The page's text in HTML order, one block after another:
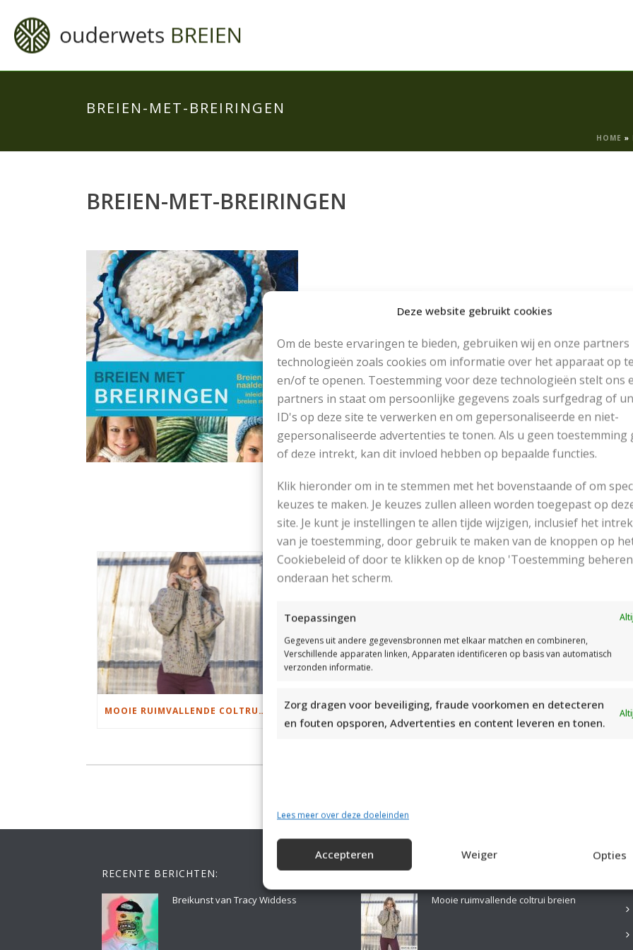
Deze website gebruikt cookies
Om de beste ervaringen te bieden, gebruiken wij en onze partners
technologieën zoals cookies om informatie over het apparaat op
en/of te openen. Toestemming voor deze technologieën stelt ons
partners in staat om persoonlijke gegevens zoals surfgedrag of
ID's op deze site te verwerken en om gepersonaliseerde en niet-
gepersonaliseerde advertenties te tonen. Als u geen toestemming
of deze intrekt, kan dit invloed hebben op bepaalde functies.
Klik hieronder om in te stemmen met het bovenstaande of om
keuzes te maken. Je keuzes zullen alleen worden toegepast op
site. Je kunt je instellingen te allen tijde wijzigen, inclusief het
van je toestemming, door gebruik te maken van de knoppen op
Cookiebeleid of door te klikken op de knop 'Toestemming
onderaan het scherm.
Toepassingen
Gegevens uit andere gegevensbronnen met elkaar matchen en combineren,
Verschillende apparaten linken, Apparaten identificeren op basis van automatisch
verzonden informatie.
Zorg dragen voor beveiliging, fraude voorkomen en detecteren
en fouten opsporen, Advertenties en content leveren en tonen.
Lees meer over deze doeleinden
Accepteren Weiger Opties
BREIEN-MET-BREIRINGEN
HOME »
BREIEN-MET-BREIRINGEN
RECENT POSTS
MOOIE RUIMVALLENDE COLTRUI BREIEN MOOIE DIKGESTREEPTE SOKKEN BREIEN VAN DURABLE GAREN
RECENTE BERICHTEN:
Breikunst van Tracy Widdess
LAATSTE PATRONEN:
Mooie ruimvallende coltrui breien